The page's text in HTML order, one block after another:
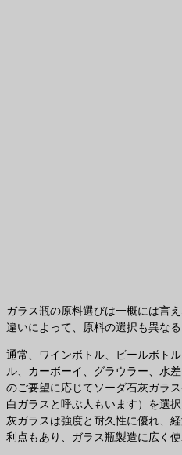
ガラス瓶の原料選びは一概には言
違いによって、原料の選択も異なる
通常、ワインボトル、ビールボト
ル、カーボーイ、グラウラー、水
のご要望に応じてソーダ石灰ガラ
白ガラスと呼ぶ人もいます）を選
灰ガラスは強度と耐久性に優れ、
利点もあり、ガラス瓶製造に広く使